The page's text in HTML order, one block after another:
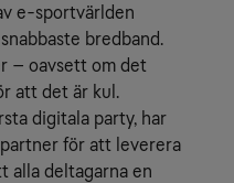
e-sportvärlden
bredband.
– oavsett om det
att det är kul.
digitala party, har
för att leverera
alla deltagarna en